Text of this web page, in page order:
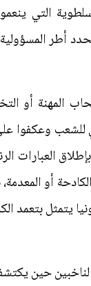
التي
أطر
المهنة أو
للشعب
العبارات
أو
يتمثل
حين